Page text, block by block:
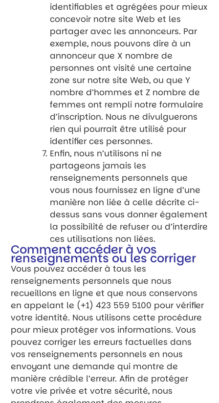
identifiables et agrégées pour mieux
concevoir notre site Web et les
partager avec les annonceurs. Par
exemple, nous pouvons dire à un
annonceur que X nombre de
personnes ont visité une certaine
zone sur notre site Web, ou que Y
nombre d’hommes et Z nombre de
femmes ont rempli notre formulaire
d’inscription. Nous ne divulguerons
rien qui pourrait être utilisé pour
identifier ces personnes.
Enfin, nous n’utilisons ni ne
partageons jamais les
renseignements personnels que
vous nous fournissez en ligne d’une
manière non liée à celle décrite ci-
dessus sans vous donner également
la possibilité de refuser ou d’interdire
ces utilisations non liées.
Comment accéder à vos
renseignements ou les corriger
Vous pouvez accéder à tous les
renseignements personnels que nous
recueillons en ligne et que nous conservons
en appelant le (+1) 423 559 5100 pour vérifier
votre identité. Nous utilisons cette procédure
pour mieux protéger vos informations. Vous
pouvez corriger les erreurs factuelles dans
vos renseignements personnels en nous
envoyant une demande qui montre de
manière crédible l’erreur. Afin de protéger
votre vie privée et votre sécurité, nous